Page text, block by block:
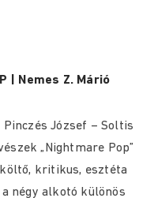
| Nemes Z. Márió
József – Soltis
„Nightmare Pop”
kritikus, esztéta
négy alkotó különös